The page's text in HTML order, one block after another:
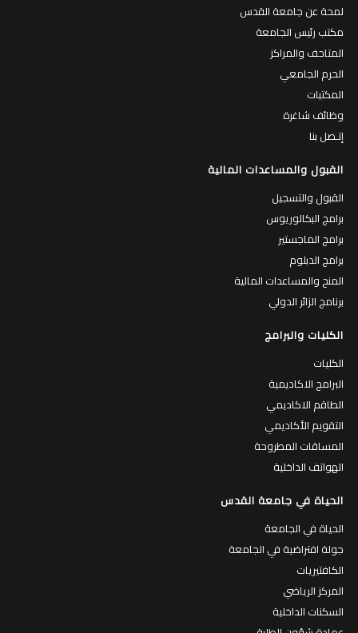
لمحة عن جامعة القدس
مكتب رئيس الجامعة
المتاحف والمراكز
الحرم الجامعي
المكتبات
وظائف شاغرة
إتـصل بنا
القبول والمساعدات المالية
القبول والتسجيل
برامج البكالوريوس
برامج الماجستير
برامج الدبلوم
المنح والمساعدات المالية
برنامج الزائر الدولي
الكليات والبرامج
الكليات
البرامج الاكاديمية
الطاقم الاكاديمي
التقويم الأكاديمي
المساقات المطروحة
الهواتف الداخلية
الحياة في جامعة القدس
الحياة في الجامعة
جولة افتراضية في الجامعة
الكافتيريات
المركز الرياضي
السكنات الداخلية